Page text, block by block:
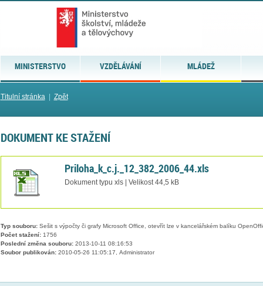
MINISTERSTVO VZDĚLÁVÁNÍ MLÁDEŽ
Titulní stránka| Zpět
DOKUMENT KE STAŽENÍ
Priloha_k_c.j._12_382_2006_44.xls
Dokument typu xls | Velikost 44,5 kB
Typ souboru:Sešit s výpočty či grafy Microsoft Office, otevřít lze v kancelářském balíku
Počet stažení:1756
Poslední změna souboru:2013-10-11 08:16:53
Soubor publikován:2010-05-26 11:05:17, Administrator